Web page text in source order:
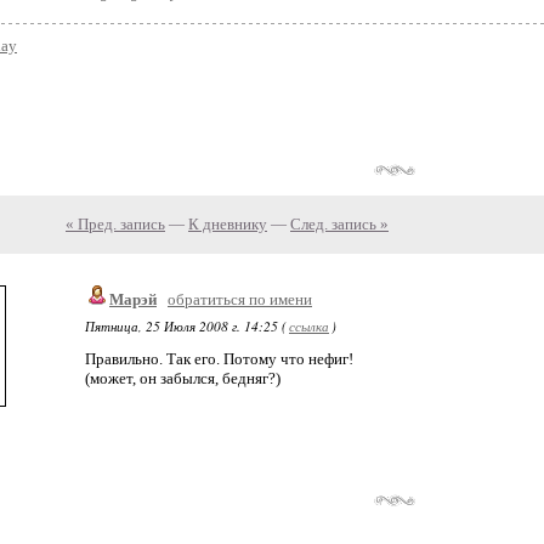
« Пред. запись — К дневнику — След. запись »
Марэй обратиться по имени
Пятница, 25 Июля 2008 г. 14:25 (ссылка )
Правильно. Так его. Потому что нефиг!
(может, он забылся, бедняг?)